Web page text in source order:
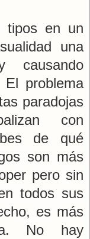
tipos en un
una
causando
problema
paradojas
con
de qué
son más
pero sin
todos sus
es más
No hay